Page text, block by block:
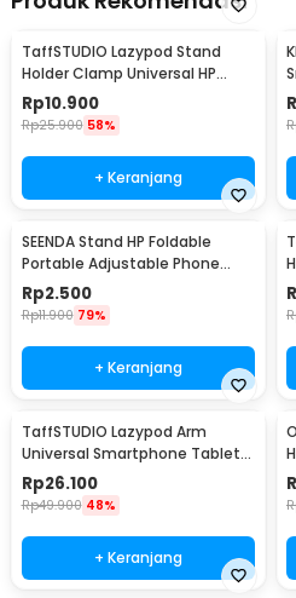
TaffSTUDIO Lazypod Stand
Holder Clamp Universal HP
Tablet Monopod 57cm -
Tripod-8-1
Rp10.900
Rp25.900 58%
+ Keranjang
SEENDA Stand HP Foldable
Portable Adjustable Phone
Holder - S089
Rp2.500
Rp11.900 79%
+ Keranjang
TaffSTUDIO Lazypod Arm
Universal Smartphone Tablet
Holder Klip Clamp - A-138
Rp26.100
Rp49.900 48%
+ Keranjang